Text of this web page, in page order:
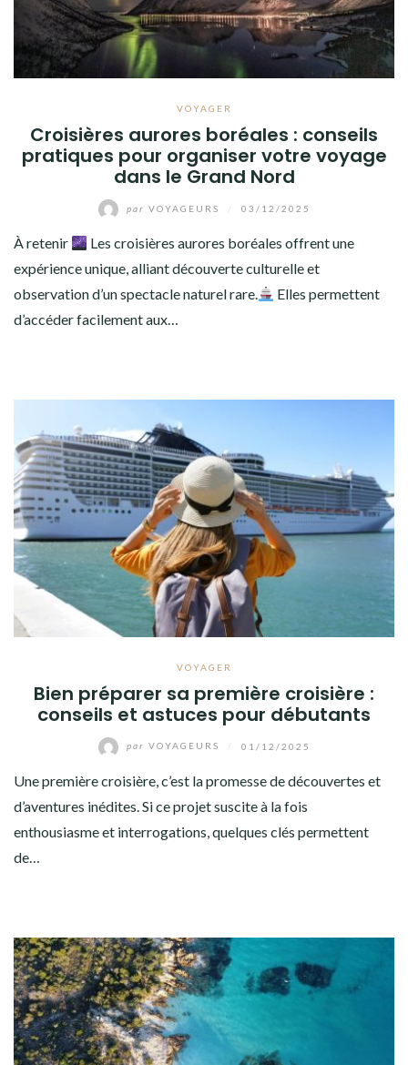
VOYAGER
Croisières aurores boréales : conseils
pratiques pour organiser votre voyage
dans le Grand Nord
par VOYAGEURS 03/12/2025
À retenir
Les croisières aurores boréales offrent une
expérience unique, alliant découverte culturelle et
observation d’un spectacle naturel rare.
Elles permettent
d’accéder facilement aux…
VOYAGER
Bien préparer sa première croisière :
conseils et astuces pour débutants
par VOYAGEURS 01/12/2025
Une première croisière, c’est la promesse de découvertes et
d’aventures inédites. Si ce projet suscite à la fois
enthousiasme et interrogations, quelques clés permettent
de…